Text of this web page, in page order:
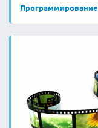
Программирование